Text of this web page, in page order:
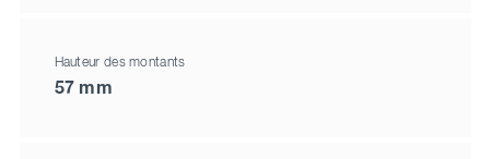
Hauteur des montants
57 mm